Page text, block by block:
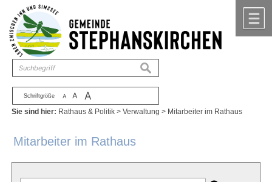
Zum Inhalt ,zur Navigation
Schriftgröße A A A
suchen
Sie sind hier: Rathaus & Politik >Verwaltung > Mitarbeiter im Rathaus
Mitarbeiter im Rathaus